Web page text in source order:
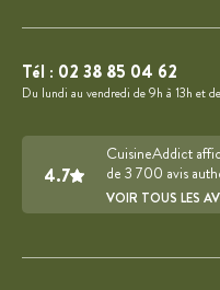
Tél : 02 38 85 04 62
Du lundi au vendredi de 9h à 13h et
4.7
CuisineAddict
de 3 700 avis
VOIR TOUS LES